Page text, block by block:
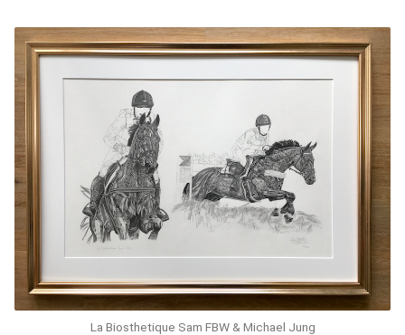
La Biosthetique Sam FBW & Michael Jung